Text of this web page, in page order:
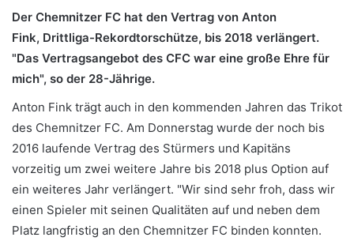
Der Chemnitzer FC hat den Vertrag von Anton
Fink, Drittliga-Rekordtorschütze, bis 2018 verlängert.
"Das Vertragsangebot des CFC war eine große Ehre für
mich", so der 28-Jährige.
Anton Fink trägt auch in den kommenden Jahren das Trikot
des Chemnitzer FC. Am Donnerstag wurde der noch bis
2016 laufende Vertrag des Stürmers und Kapitäns
vorzeitig um zwei weitere Jahre bis 2018 plus Option auf
ein weiteres Jahr verlängert. "Wir sind sehr froh, dass wir
einen Spieler mit seinen Qualitäten auf und neben dem
Platz langfristig an den Chemnitzer FC binden konnten.